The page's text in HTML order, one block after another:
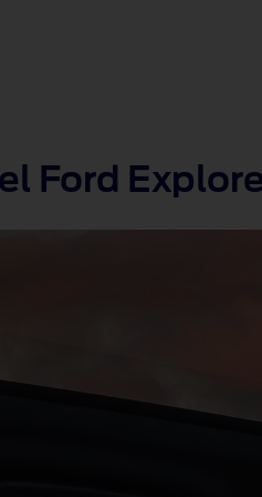
Ford